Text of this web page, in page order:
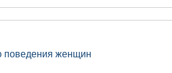
поведения женщин